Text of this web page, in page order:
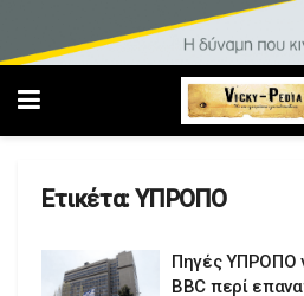
Ετικέτα:ΥΠΡΟΠΟ
Πηγές ΥΠΡΟΠΟ
BBC περί